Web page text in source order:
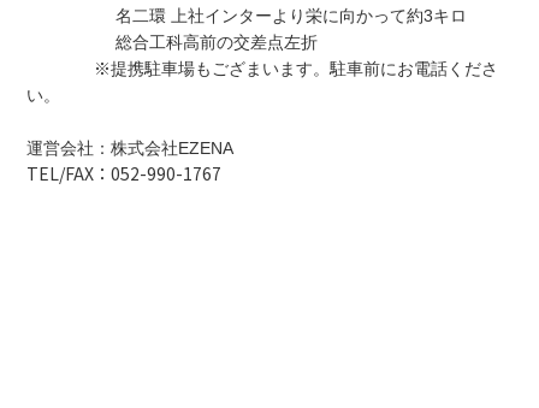
名二環 上社インターより栄に向かって約3キロ
総合工科高前の交差点左折
※提携駐車場もござまいます。駐車前にお電話くださ
い。
運営会社：株式会社EZENA
TEL/FAX：052-990-1767